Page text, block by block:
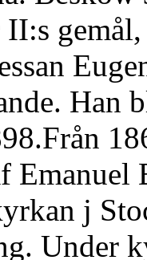
II:s
Han
Emanuel
j
Under